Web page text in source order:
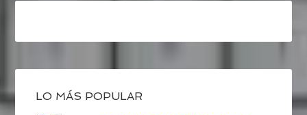
LO MÁS POPULAR